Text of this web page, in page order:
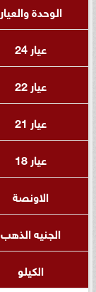
الوحدة والعيار
عيار 24
عيار 22
عيار 21
عيار 18
الاونصة
الجنيه الذهب
الكيلو